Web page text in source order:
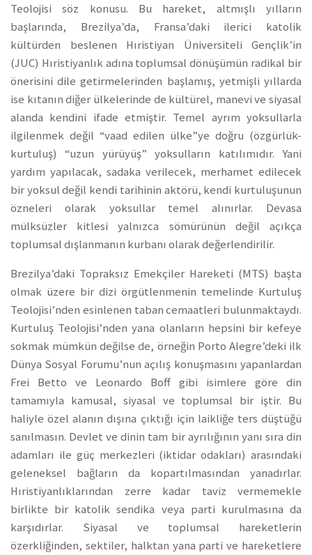
Teolojisi söz konusu. Bu hareket, altmışlı yılların
başlarında, Brezilya’da, Fransa’daki ilerici katolik
kültürden beslenen Hıristiyan Üniversiteli Gençlik’in
(JUC) Hıristiyanlık adına toplumsal dönüşümün radikal bir
önerisini dile getirmelerinden başlamış, yetmişli yıllarda
ise kıtanın diğer ülkelerinde de kültürel, manevi ve siyasal
alanda kendini ifade etmiştir. Temel ayrım yoksullarla
ilgilenmek değil “vaad edilen ülke”ye doğru (özgürlük-
kurtuluş) “uzun yürüyüş” yoksulların katılımıdır. Yani
yardım yapılacak, sadaka verilecek, merhamet edilecek
bir yoksul değil kendi tarihinin aktörü, kendi kurtuluşunun
özneleri olarak yoksullar temel alınırlar. Devasa
mülksüzler kitlesi yalnızca sömürünün değil açıkça
toplumsal dışlanmanın kurbanı olarak değerlendirilir.
Brezilya’daki Topraksız Emekçiler Hareketi (MTS) başta
olmak üzere bir dizi örgütlenmenin temelinde Kurtuluş
Teolojisi’nden esinlenen taban cemaatleri bulunmaktaydı.
Kurtuluş Teolojisi’nden yana olanların hepsini bir kefeye
sokmak mümkün değilse de, örneğin Porto Alegre’deki ilk
Dünya Sosyal Forumu’nun açılış konuşmasını yapanlardan
Frei Betto ve Leonardo Boff gibi isimlere göre din
tamamıyla kamusal, siyasal ve toplumsal bir iştir. Bu
haliyle özel alanın dışına çıktığı için laikliğe ters düştüğü
sanılmasın. Devlet ve dinin tam bir ayrılığının yanı sıra din
adamları ile güç merkezleri (iktidar odakları) arasındaki
geleneksel bağların da kopartılmasından yanadırlar.
Hıristiyanlıklarından zerre kadar taviz vermemekle
birlikte bir katolik sendika veya parti kurulmasına da
karşıdırlar. Siyasal ve toplumsal hareketlerin
özerkliğinden, sektiler, halktan yana parti ve hareketlere